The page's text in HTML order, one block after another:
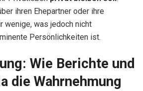
ihren Ehepartner oder ihre
wenige, was jedoch nicht
Persönlichkeiten ist.
Wie Berichte und
die Wahrnehmung